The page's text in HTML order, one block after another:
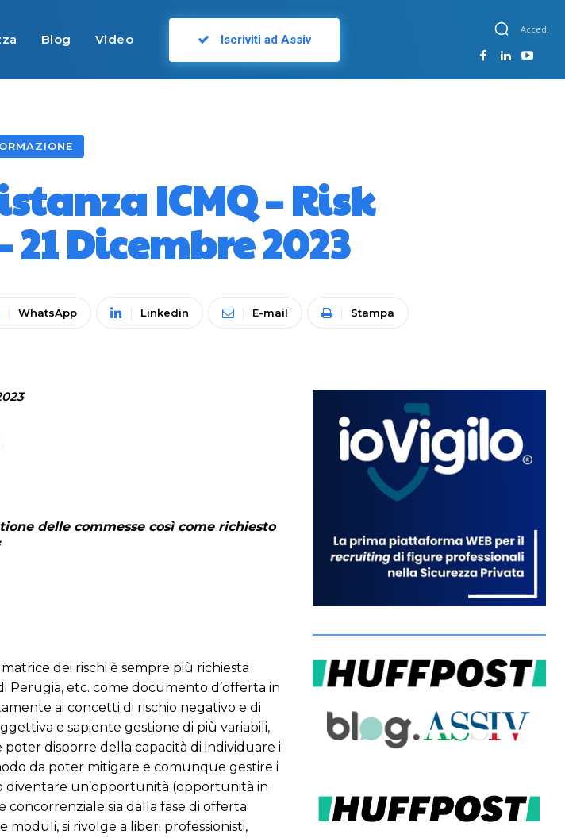
Blog Video Iscriviti ad Assiv
Accedi
ICMQ – Risk
Dicembre 2023
WhatsApp Linkedin E-mail Stampa
delle commesse così come richiesto
dei rischi è sempre più richiesta
Perugia, etc. come documento d’offerta in
ai concetti di rischio negativo e di
e sapiente gestione di più variabili,
disporre della capacità di individuare i
da poter mitigare e comunque gestire i
diventare un’opportunità (opportunità in
sia dalla fase di offerta
moduli, si rivolge a liberi professionisti,